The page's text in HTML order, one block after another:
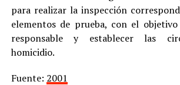
para realizar la inspección
elementos de prueba, con el
responsable y establecer las
homicidio.
Fuente: 2001